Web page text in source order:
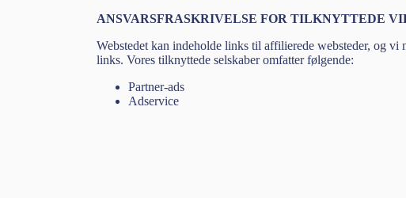
ANSVARSFRASKRIVELSE FOR TILKNYTTEDE
Webstedet kan indeholde links til affilierede websteder, og
links. Vores tilknyttede selskaber omfatter følgende:
Partner-ads
Adservice